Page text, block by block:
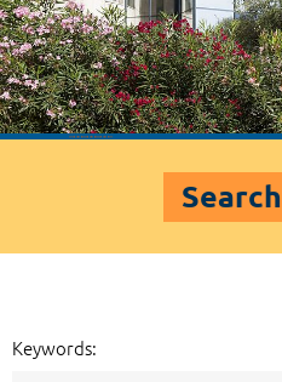
Search
Keywords: